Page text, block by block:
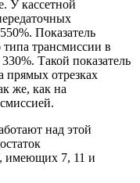
У кассетной
Показатель
трансмиссии в
Такой показатель
прямых отрезках
же, как на
над этой
имеющих 7, 11 и